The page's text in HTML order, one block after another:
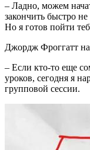
– Ладно, можем
закончить быстро
Но я готов пойти
Джордж Фроггатт
– Если кто-то еще
уроков, сегодня я
групповой сессии.